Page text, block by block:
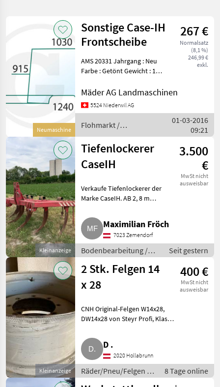
Neumaschine
Sonstige Case-IH
Frontscheibe
267 €
Normalsatz
(8,1 %)
246,99 €
exkl.
AMS 20331 Jahrgang : Neu
Farbe : Getönt Gewicht : 10
Steyr : CVT 120- 170 Steyr :
Mäder AG Landmaschinen
5524 Niederwil AG
Flohmarkt /
Sonstige
01-03-2016
09:21
Kleinanzeige
Tiefenlockerer
CaseIH
3.500
€
MwSt nicht
ausweisbar
Verkaufe Tiefenlockerer der
Marke CaseIH. AB 2, 8 m
Bodenbearbeitung Grubber
Maximilian Fröch
7023 Zemendorf
Bodenbearbeitung /
Grubber
Seit gestern
Kleinanzeige
2 Stk. Felgen 14
x 28
400 €
MwSt nicht
ausweisbar
CNH Original-Felgen W14x28,
DW14x28 von Steyr Profi, Klasse
Nabendurchmesser ca. 290 mm,
Lochkreisdurchmesser ca. 330
mm. Passend auf New Holland
TS-
D .
2020 Hollabrunn
Räder/Pneu/Felgen /
Traktorfelgen
8 Tage online